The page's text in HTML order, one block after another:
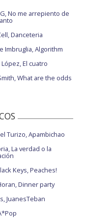
No me arrepiento de
Danceteria
Imbruglia, Algorithm
El cuatro
What are the odds
Turizo, Apambichao
La verdad o la
Keys, Peaches!
Dinner party
JuanesTeban